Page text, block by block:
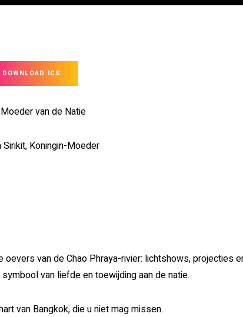
DOWNLOAD ICS
van de Natie
Koningin-Moeder
oevers van de Chao Phraya-rivier: lichtshows,
van liefde en toewijding aan de natie.
van Bangkok, die u niet mag missen.